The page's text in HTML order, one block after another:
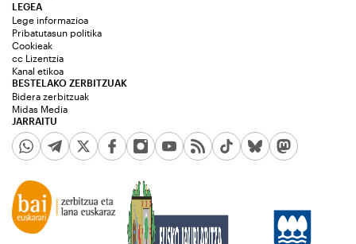
JARRAITU
LEGEA
Lege informazioa
Pribatutasun politika
Cookieak
cc Lizentzia
Kanal etikoa
BESTELAKO ZERBITZUAK
Bidera zerbitzuak
Midas Media